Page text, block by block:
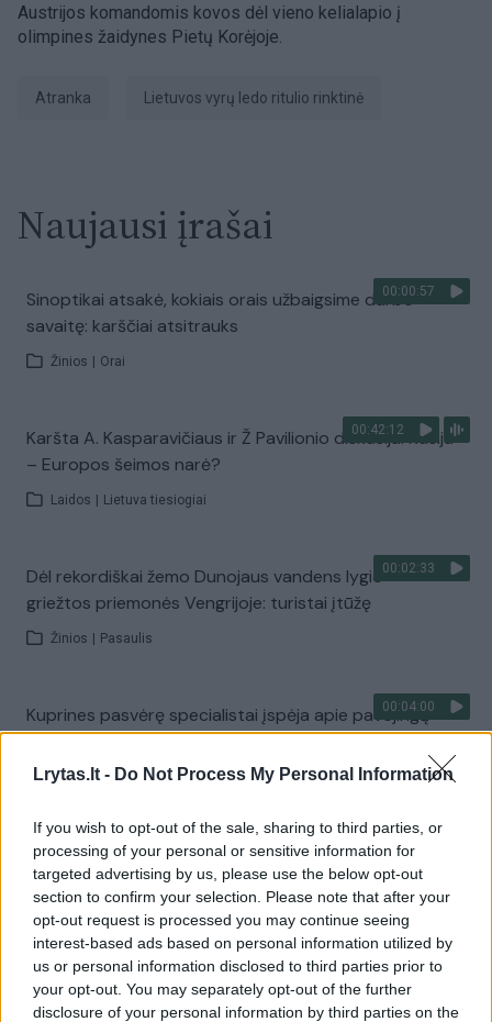
Lrytas.lt - Do Not Process My Personal Information
If you wish to opt-out of the sale, sharing to third parties, or
processing of your personal or sensitive information for
targeted advertising by us, please use the below opt-out
section to confirm your selection. Please note that after your
opt-out request is processed you may continue seeing
interest-based ads based on personal information utilized by
us or personal information disclosed to third parties prior to
your opt-out. You may separately opt-out of the further
disclosure of your personal information by third parties on the
Austrijos komandomis kovos dėl vieno kelialapio į
olimpines žaidynes Pietų Korėjoje.
atranka Lietuvos vyrų ledo ritulio rinktinė
Naujausi įrašai
00:00:57
Sinoptikai atsakė, kokiais orais užbaigsime darbo
savaitę: karščiai atsitrauks
Žinios Orai
00:42:12
Karšta A. Kasparavičiaus ir Ž Pavilionio diskusija: Rusija
– Europos šeimos narė?
Laidos Lietuva tiesiogiai
00:02:33
Dėl rekordiškai žemo Dunojaus vandens lygio –
griežtos priemonės Vengrijoje: turistai įtūžę
Žinios Pasaulis
00:04:00
Kuprines pasvėrę specialistai įspėja apie pavojingą
įprotį: tą daro daugiau nei pusė pradinukų
Žinios | Lietuvos diena
Visi įrašai
Žiūrimiausi įrašai